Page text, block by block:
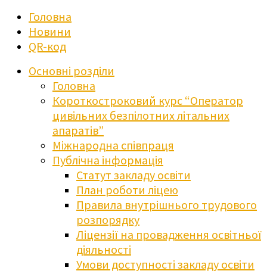
Головна
Новини
QR-код
Основні розділи
Головна
Короткостроковий курс “Оператор
цивільних безпілотних літальних
апаратів”
Міжнародна співпраця
Публічна інформація
Статут закладу освіти
План роботи ліцею
Правила внутрішнього трудового
розпорядку
Ліцензії на провадження освітньої
діяльності
Умови доступності закладу освіти